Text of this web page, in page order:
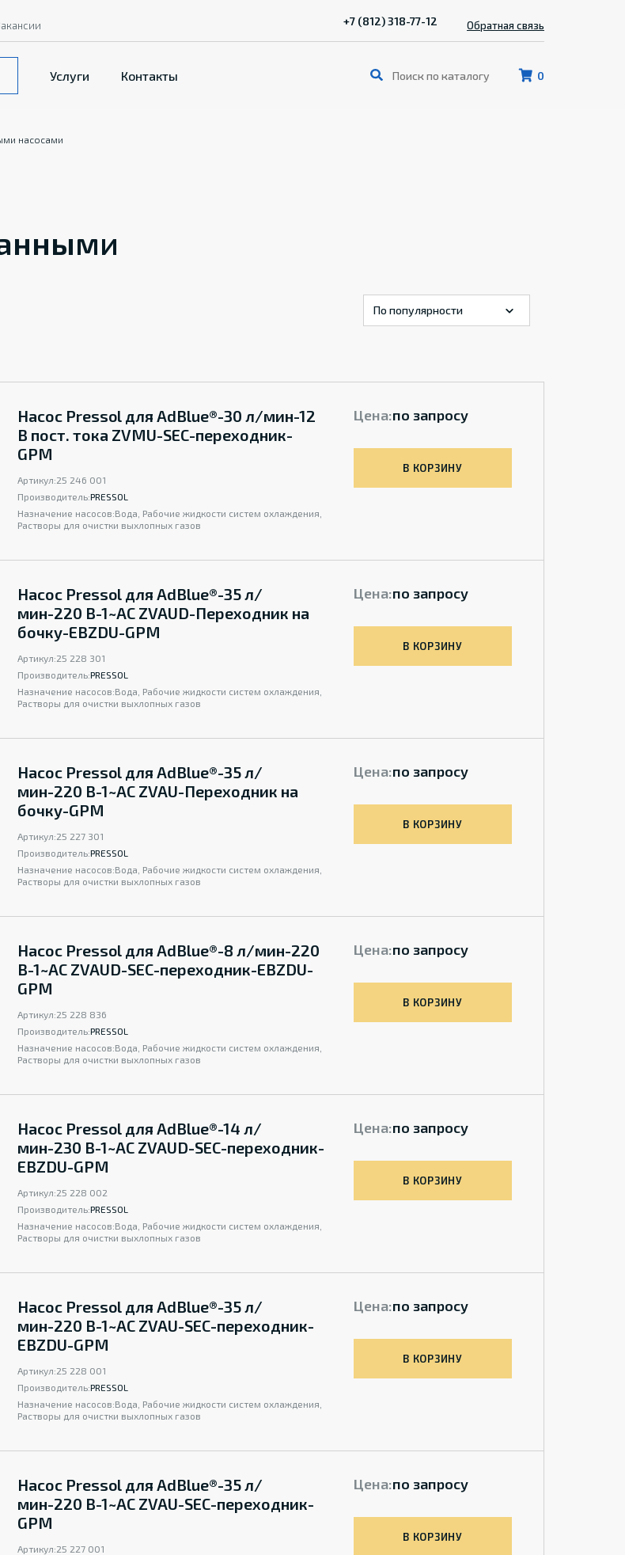
0
Услуги Контакты
+7 (812) 318-77-12 Обратная связь
насосами
Насос Pressol для AdBlue®-30 л/мин-12
В пост. тока ZVMU-SEC-переходник-
GPM
Артикул:25 246 001
Производитель:PRESSOL
Назначение насосов:Вода, Рабочие жидкости систем охлаждения,
Растворы для очистки выхлопных газов
Цена:по запросу
В КОРЗИНУ
Насос Pressol для AdBlue®-35 л/
мин-220 B-1~AC ZVAUD-Переходник на
бочку-EBZDU-GPM
Артикул:25 228 301
Производитель:PRESSOL
Назначение насосов:Вода, Рабочие жидкости систем охлаждения,
Растворы для очистки выхлопных газов
Цена:по запросу
В КОРЗИНУ
Насос Pressol для AdBlue®-35 л/
мин-220 B-1~AC ZVAU-Переходник на
бочку-GPM
Артикул:25 227 301
Производитель:PRESSOL
Назначение насосов:Вода, Рабочие жидкости систем охлаждения,
Растворы для очистки выхлопных газов
Цена:по запросу
В КОРЗИНУ
Насос Pressol для AdBlue®-8 л/мин-220
B-1~AC ZVAUD-SEC-переходник-EBZDU-
GPM
Артикул:25 228 836
Производитель:PRESSOL
Назначение насосов:Вода, Рабочие жидкости систем охлаждения,
Растворы для очистки выхлопных газов
Цена:по запросу
В КОРЗИНУ
Насос Pressol для AdBlue®-14 л/
мин-230 B-1~AC ZVAUD-SEC-переходник-
EBZDU-GPM
Артикул:25 228 002
Производитель:PRESSOL
Назначение насосов:Вода, Рабочие жидкости систем охлаждения,
Растворы для очистки выхлопных газов
Цена:по запросу
В КОРЗИНУ
Насос Pressol для AdBlue®-35 л/
мин-220 B-1~AC ZVAU-SEC-переходник-
EBZDU-GPM
Артикул:25 228 001
Производитель:PRESSOL
Назначение насосов:Вода, Рабочие жидкости систем охлаждения,
Растворы для очистки выхлопных газов
Цена:по запросу
В КОРЗИНУ
Насос Pressol для AdBlue®-35 л/
мин-220 В-1~AC ZVAU-SEC-переходник-
GPM
Артикул:25 227 001
Цена:по запросу
В КОРЗИНУ